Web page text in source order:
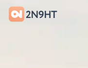
2N9HT